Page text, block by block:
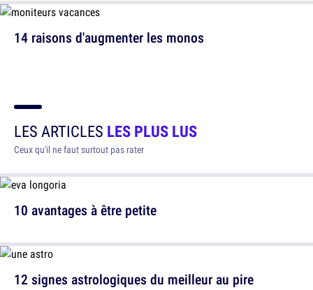
14 raisons d'augmenter les monos
LES ARTICLES LES PLUS LUS
Ceux qu'il ne faut surtout pas rater
10 avantages à être petite
12 signes astrologiques du meilleur au pire